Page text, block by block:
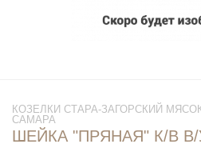
КОЗЕЛКИ СТАРА-ЗАГОРСКИЙ
САМАРА
ШЕЙКА "ПРЯНАЯ" К/В